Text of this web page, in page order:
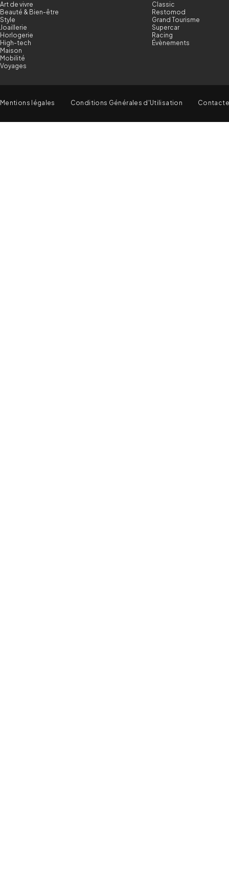
Art de vivre
Beauté & Bien-être
Style
Joaillerie
Horlogerie
High-tech
Maison
Mobilité
Voyages
Classic
Restomod
Grand Tourisme
Supercar
Racing
Évènements
Mentions légales Conditions Générales d'Utilisation